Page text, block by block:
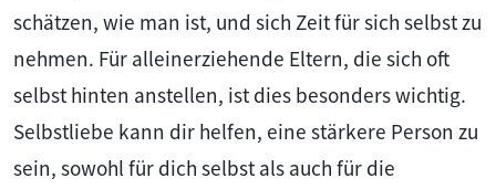
schätzen, wie man ist, und sich Zeit für sich selbst zu
nehmen. Für alleinerziehende Eltern, die sich oft
selbst hinten anstellen, ist dies besonders wichtig.
Selbstliebe kann dir helfen, eine stärkere Person zu
sein, sowohl für dich selbst als auch für die